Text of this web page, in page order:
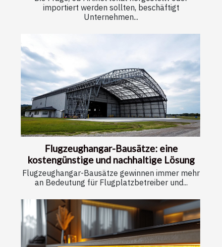
importiert werden sollten, beschäftigt
Unternehmen...
Flugzeughangar-Bausätze: eine
kostengünstige und nachhaltige Lösung
Flugzeughangar-Bausätze gewinnen immer mehr
an Bedeutung für Flugplatzbetreiber und...